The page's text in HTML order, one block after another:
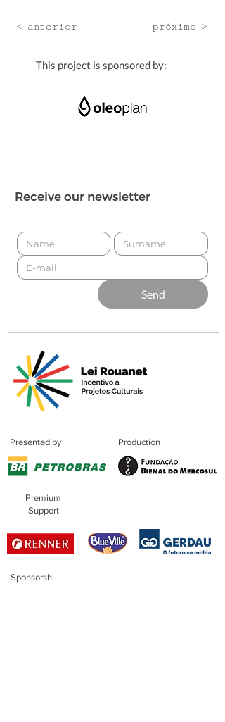
< anterior próximo >
This project is sponsored by:
Receive our newsletter
Send
Presented by Production
Premium
Support
Sponsorshi